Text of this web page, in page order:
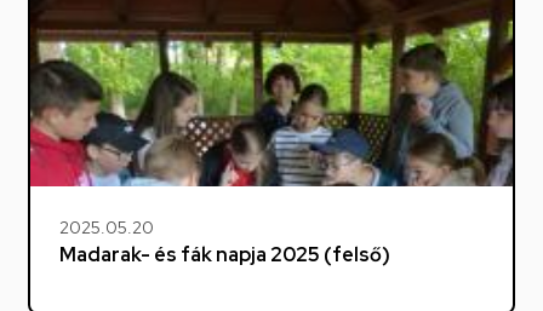
2025.05.20
Madarak- és fák napja 2025 (felső)